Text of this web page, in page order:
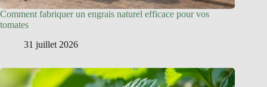
Comment fabriquer un engrais naturel efficace pour vos
tomates
31 juillet 2026